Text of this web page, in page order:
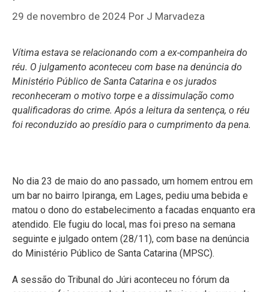
29 de novembro de 2024 Por J Marvadeza
Vítima estava se relacionando com a ex-companheira do
réu. O julgamento aconteceu com base na denúncia do
Ministério Público de Santa Catarina e os jurados
reconheceram o motivo torpe e a dissimulação como
qualificadoras do crime. Após a leitura da sentença, o réu
foi reconduzido ao presídio para o cumprimento da pena.
No dia 23 de maio do ano passado, um homem entrou em
um bar no bairro Ipiranga, em Lages, pediu uma bebida e
matou o dono do estabelecimento a facadas enquanto era
atendido. Ele fugiu do local, mas foi preso na semana
seguinte e julgado ontem (28/11), com base na denúncia
do Ministério Público de Santa Catarina (MPSC).
A sessão do Tribunal do Júri aconteceu no fórum da